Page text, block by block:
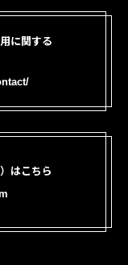
に関する
はこちら